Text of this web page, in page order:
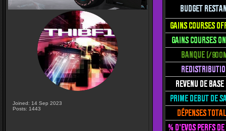
Joined: 14 Sep 2023
Posts: 1443